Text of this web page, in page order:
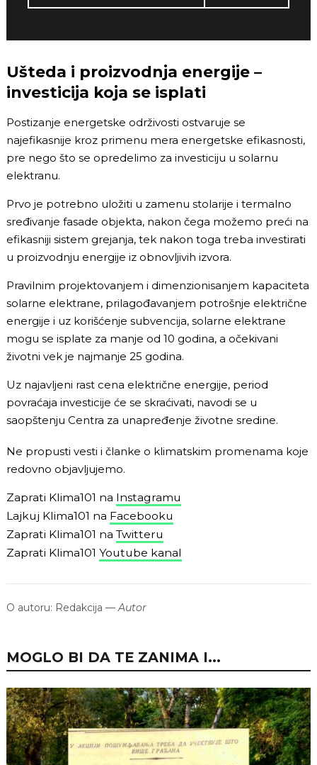
Ušteda i proizvodnja energije –
investicija koja se isplati
Postizanje energetske održivosti ostvaruje se
najefikasnije kroz primenu mera energetske efikasnosti,
pre nego što se opredelimo za investiciju u solarnu
elektranu.
Prvo je potrebno uložiti u zamenu stolarije i termalno
sređivanje fasade objekta, nakon čega možemo preći na
efikasniji sistem grejanja, tek nakon toga treba investirati
u proizvodnju energije iz obnovljivih izvora.
Pravilnim projektovanjem i dimenzionisanjem kapaciteta
solarne elektrane, prilagođavanjem potrošnje električne
energije i uz korišćenje subvencija, solarne elektrane
mogu se isplate za manje od 10 godina, a očekivani
životni vek je najmanje 25 godina.
Uz najavljeni rast cena električne energije, period
povraćaja investicije će se skraćivati, navodi se u
saopštenju Centra za unapređenje životne sredine.
Ne propusti vesti i članke o klimatskim promenama koje
redovno objavljujemo.
Zaprati Klima101 na Instagramu
Lajkuj Klima101 na Facebooku
Zaprati Klima101 na Twitteru
Zaprati Klima101 Youtube kanal
O autoru: Redakcija —Autor
MOGLO BI DA TE ZANIMA I...